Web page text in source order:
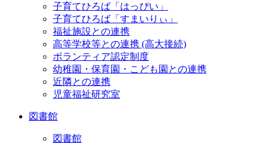
子育てひろば「はっぴい」
子育てひろば「すまいりぃ」
福祉施設との連携
高等学校等との連携 (高大接続)
ボランティア認定制度
幼稚園・保育園・こども園との連携
近隣との連携
児童福祉研究室
図書館
図書館